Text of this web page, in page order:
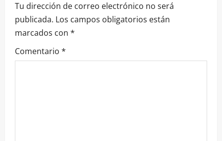
Tu dirección de correo electrónico no será
publicada. Los campos obligatorios están
marcados con *
Comentario *